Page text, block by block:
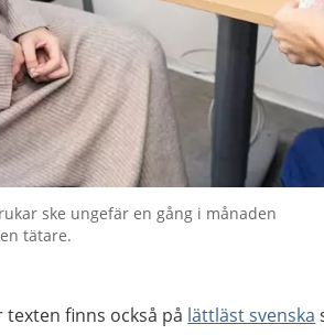
ske ungefär en gång i månaden
tätare.
texten finns också på lättläst svenska